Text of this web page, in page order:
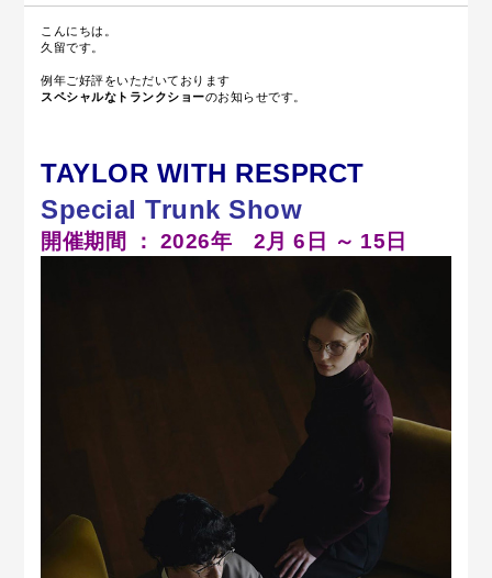
こんにちは。
久留です。
例年ご好評をいただいております
スペシャルなトランクショーのお知らせです。
TAYLOR WITH RESPRCT
Special Trunk Show
開催期間 ： 2026年 2月 6日 ～ 15日